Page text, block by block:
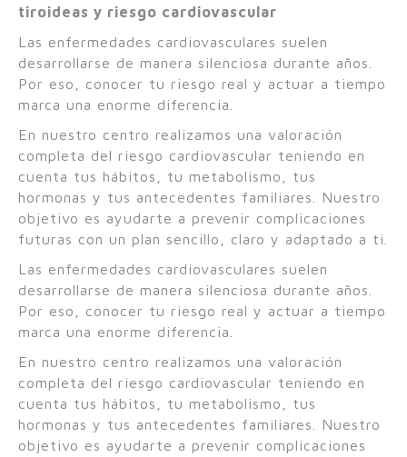
tiroideas y riesgo cardiovascular
Las enfermedades cardiovasculares suelen
desarrollarse de manera silenciosa durante años.
Por eso, conocer tu riesgo real y actuar a tiempo
marca una enorme diferencia.
En nuestro centro realizamos una valoración
completa del riesgo cardiovascular teniendo en
cuenta tus hábitos, tu metabolismo, tus
hormonas y tus antecedentes familiares. Nuestro
objetivo es ayudarte a prevenir complicaciones
futuras con un plan sencillo, claro y adaptado a ti.
Las enfermedades cardiovasculares suelen
desarrollarse de manera silenciosa durante años.
Por eso, conocer tu riesgo real y actuar a tiempo
marca una enorme diferencia.
En nuestro centro realizamos una valoración
completa del riesgo cardiovascular teniendo en
cuenta tus hábitos, tu metabolismo, tus
hormonas y tus antecedentes familiares. Nuestro
objetivo es ayudarte a prevenir complicaciones